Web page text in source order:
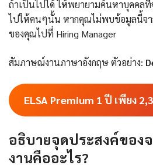
ถ้าเป็นไปได้ ให้พยายามค้นหาบุคคล
ไปให้คนๆนั้น หากคุณไม่พบข้อมูลนี้จา
ของคุณไปที่ Hiring Manager
สัมภาษณ์งานภาษาอังกฤษ ตัวอย่าง:
ELSA Premium 1 ปี เพียง
อธิบายจุดประสงค์ของ
งานคืออะไร?